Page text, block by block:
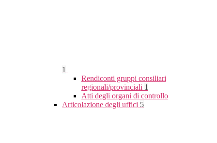
1
Rendiconti gruppi consiliari
regionali/provinciali 1
Atti degli organi di controllo
Articolazione degli uffici 5